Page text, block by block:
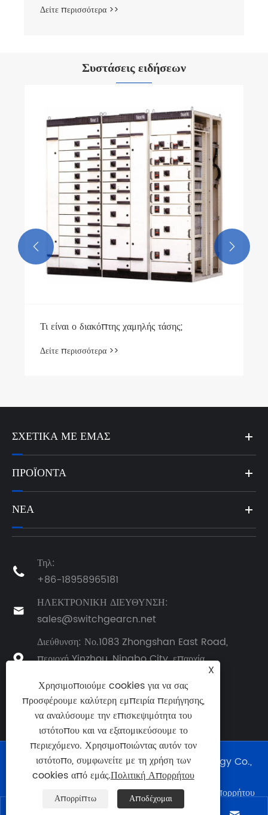
Συστάσεις ειδήσεων
Ποιοι είναι οι μονωτές της υψηλής τάσης;
Δείτε περισσότερα >>
 
ΣΧΕΤΙΚΆ ΜΕ ΕΜΆΣ
ΠΡΟΪΌΝΤΑ
ΝΈΑ

Τηλ:
+86-18958965181

ΗΛΕΚΤΡΟΝΙΚΗ ΔΙΕΥΘΥΝΣΗ:
sales@switchgearcn.net

Διεύθυνση: Νο.1083 Zhongshan East Road,
περιοχή Yinzhou, Ningbo City, επαρχία
Copyright © 2024 Ningbo Richge Technology Co.,
Ltd. Με επιφύλαξη παντός δικαιώματος.
Sitemap RSS | XML | Πολιτική Απορρήτου
|
X
Χρησιμοποιούμε cookies για να σας
προσφέρουμε καλύτερη εμπειρία περιήγησης,
να αναλύσουμε την επισκεψιμότητα του
ιστότοπου και να εξατομικεύσουμε το
περιεχόμενο. Χρησιμοποιώντας αυτόν τον
ιστότοπο, συμφωνείτε με τη χρήση των
cookies από εμάς.Πολιτική Απορρήτου
Απορρίπτω Αποδέχομαι